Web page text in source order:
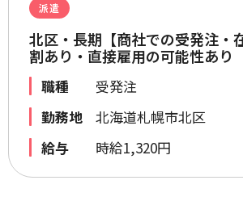
派遣
北区・長期【商社での受発注・
割あり・直接雇用の可能性あり
職種
受発注
勤務地
北海道札幌市北区
給与
時給1,320円